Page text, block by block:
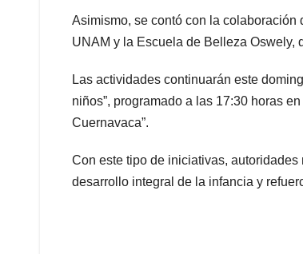
Asimismo, se contó con la
UNAM y la Escuela de Belleza Oswely,
Las actividades continuarán este
niños”, programado a las 17:30 horas
Cuernavaca”.
Con este tipo de iniciativas,
desarrollo integral de la infancia y